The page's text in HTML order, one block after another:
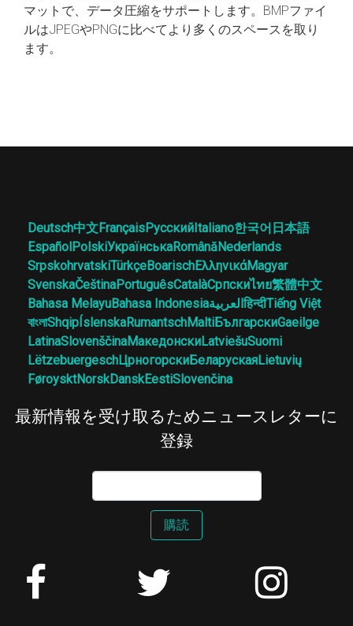
マットで、データ圧縮をサポートします。BMPファイ
ルはJPEGやPNGに比べてより多くのスペースを取り
ます。
Deutsch中文FrançaisРусскийItaliano한국어 日本語
EspañolPolskiУкраїнськаRomânăNederlands
SrpskohrvatskiTürkçeBoarischΕλληνικάMagyar
SvenskaČeštinaPortuguêsCatalàСрпскиไทย繁體中文
Bahasa MelayuBahasa Indonesiaالعربيةहिन्दीTiếng Việt
বাংলাShqipÍslenskaRumantschMaltiБългарскиGaeilge
LatinaSlovenščinaМакедонскиLatviešuSuomi
LëtzebuergeschЦрногорскиБеларускаяLietuvių
FøroysktNorskDanskEestiSlovenčina
最新情報を受け取るためニュースレターに
登録
購読